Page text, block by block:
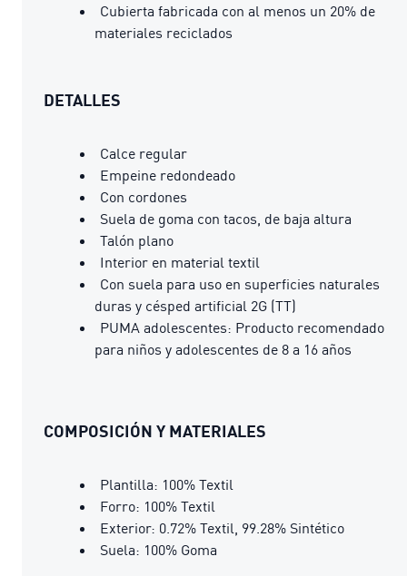
Cubierta fabricada con al menos un 20% de
materiales reciclados
DETALLES
Calce regular
Empeine redondeado
Con cordones
Suela de goma con tacos, de baja altura
Talón plano
Interior en material textil
Con suela para uso en superficies naturales
duras y césped artificial 2G (TT)
PUMA adolescentes: Producto recomendado
para niños y adolescentes de 8 a 16 años
COMPOSICIÓN Y MATERIALES
Plantilla: 100% Textil
Forro: 100% Textil
Exterior: 0.72% Textil, 99.28% Sintético
Suela: 100% Goma